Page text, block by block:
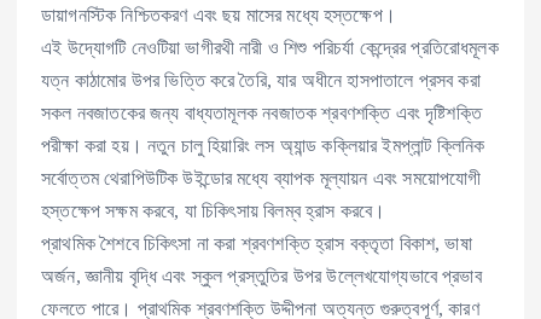
ডায়াগনস্টিক নিশ্চিতকরণ এবং ছয় মাসের মধ্যে হস্তক্ষেপ।
এই উদ্যোগটি নেওটিয়া ভাগীরথী নারী ও শিশু পরিচর্যা কেন্দ্রের প্রতিরোধমূলক
যত্ন কাঠামোর উপর ভিত্তি করে তৈরি, যার অধীনে হাসপাতালে প্রসব করা
সকল নবজাতকের জন্য বাধ্যতামূলক নবজাতক শ্রবণশক্তি এবং দৃষ্টিশক্তি
পরীক্ষা করা হয়। নতুন চালু হিয়ারিং লস অ্যান্ড কক্লিয়ার ইমপ্লান্ট ক্লিনিক
সর্বোত্তম থেরাপিউটিক উইন্ডোর মধ্যে ব্যাপক মূল্যায়ন এবং সময়োপযোগী
হস্তক্ষেপ সক্ষম করবে, যা চিকিৎসায় বিলম্ব হ্রাস করবে।
প্রাথমিক শৈশবে চিকিৎসা না করা শ্রবণশক্তি হ্রাস বক্তৃতা বিকাশ, ভাষা
অর্জন, জ্ঞানীয় বৃদ্ধি এবং স্কুল প্রস্তুতির উপর উল্লেখযোগ্যভাবে প্রভাব
ফেলতে পারে। প্রাথমিক শ্রবণশক্তি উদ্দীপনা অত্যন্ত গুরুত্বপূর্ণ, কারণ